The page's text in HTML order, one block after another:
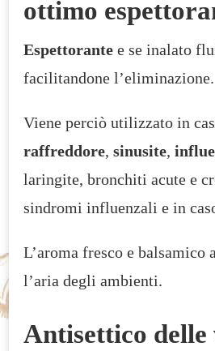
ottimo
Espettorante e se inalato
facilitandone l’eliminazione.
Viene perciò utilizzato in
raffreddore, sinusite,
laringite, bronchiti acute e
sindromi influenzali e in
L’aroma fresco e balsamico
l’aria degli ambienti.
Antisettico delle